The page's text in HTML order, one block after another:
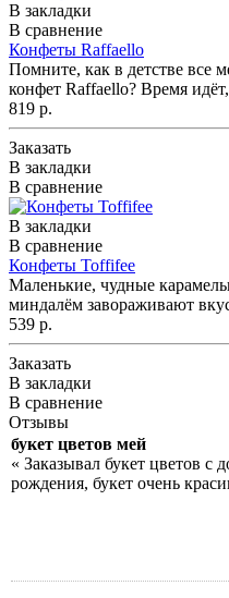
В закладки
В сравнение
Конфеты Raffaello
Помните, как в детстве все
конфет Raffaello? Время
819 р.
Заказать
В закладки
В сравнение
В закладки
В сравнение
Конфеты Toffifee
Маленькие, чудные
миндалём завораживают
539 р.
Заказать
В закладки
В сравнение
Отзывы
букет цветов мей
« Заказывал букет цветов с
рождения, букет очень